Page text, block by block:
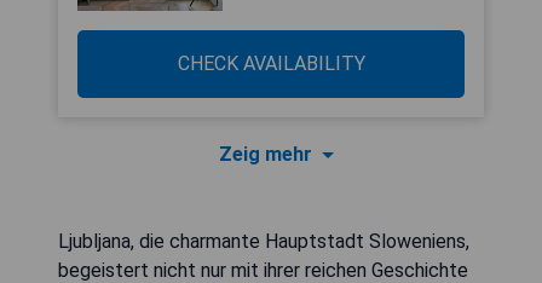
CHECK AVAILABILITY
Zeig mehr
Ljubljana, die charmante Hauptstadt Sloweniens,
begeistert nicht nur mit ihrer reichen Geschichte